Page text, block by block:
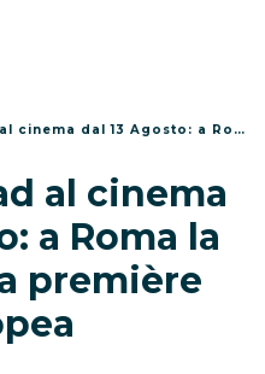
13 Agosto: a Roma la diretta della première Europea
al cinema
a Roma la
première